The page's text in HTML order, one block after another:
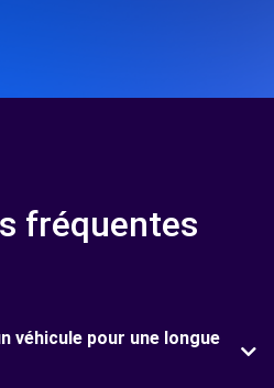
fréquentes
véhicule pour une longue